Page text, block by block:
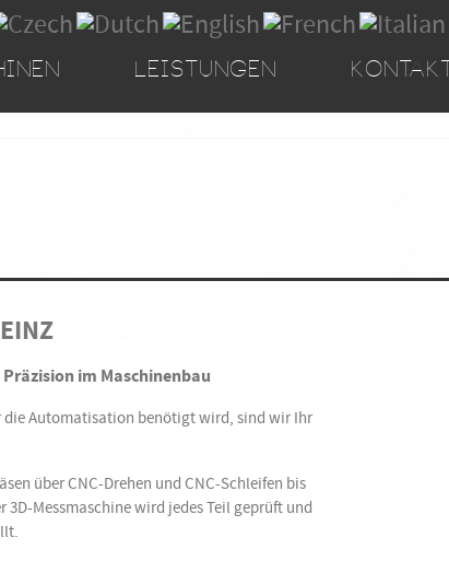
LEISTUNGEN KONTAKT
im Maschinenbau
die Automatisation benötigt wird, sind wir Ihr
über CNC-Drehen und CNC-Schleifen bis
Messmaschine wird jedes Teil geprüft und